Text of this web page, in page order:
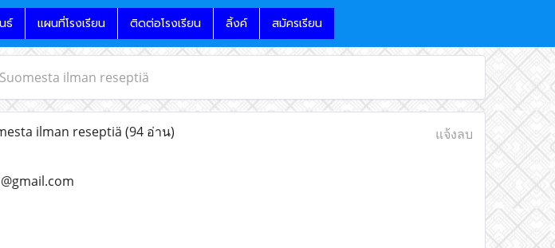
ธ์ แผนที่โรงเรียน ติดต่อโรงเรียน ลิ้งค์ สมัครเรียน
ilman reseptiä
ilman reseptiä (94 อ่าน) แจ้งลบ